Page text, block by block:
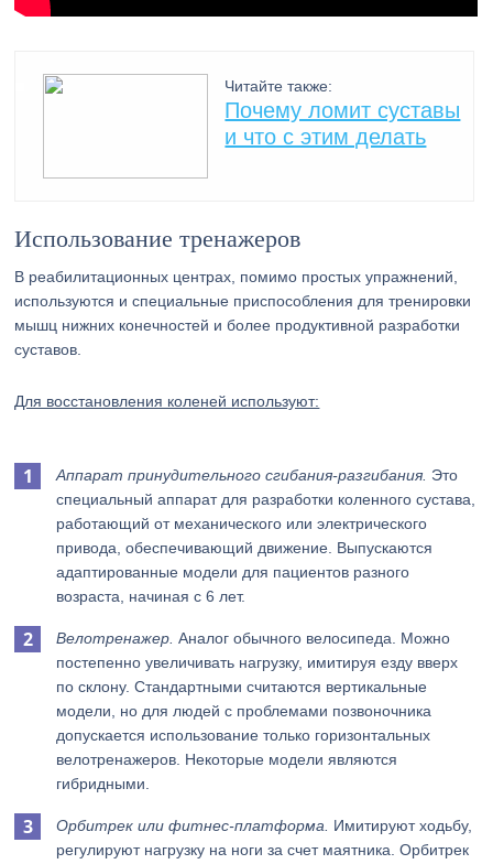
Читайте также:
Почему ломит суставы
и что с этим делать
Использование тренажеров
В реабилитационных центрах, помимо простых упражнений,
используются и специальные приспособления для тренировки
мышц нижних конечностей и более продуктивной разработки
суставов.
Для восстановления коленей используют:
Аппарат принудительного сгибания-разгибания. Это
специальный аппарат для разработки коленного сустава,
работающий от механического или электрического
привода, обеспечивающий движение. Выпускаются
адаптированные модели для пациентов разного
возраста, начиная с 6 лет.
Велотренажер. Аналог обычного велосипеда. Можно
постепенно увеличивать нагрузку, имитируя езду вверх
по склону. Стандартными считаются вертикальные
модели, но для людей с проблемами позвоночника
допускается использование только горизонтальных
велотренажеров. Некоторые модели являются
гибридными.
Орбитрек или фитнес-платформа.
Имитируют ходьбу,
регулируют нагрузку на ноги за счет маятника. Орбитрек